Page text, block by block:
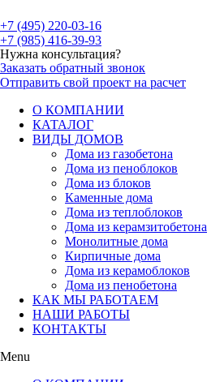
+7 (495) 220-03-16
+7 (985) 416-39-93
Нужна консультация?
Заказать обратный звонок
Отправить свой проект на расчет
О КОМПАНИИ
КАТАЛОГ
ВИДЫ ДОМОВ
Дома из газобетона
Дома из пеноблоков
Дома из блоков
Каменные дома
Дома из теплоблоков
Дома из керамзитобетона
Монолитные дома
Кирпичные дома
Дома из керамоблоков
Дома из пенобетона
КАК МЫ РАБОТАЕМ
НАШИ РАБОТЫ
КОНТАКТЫ
Menu